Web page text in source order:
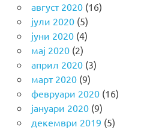
август 2020(16)
јули 2020(5)
јуни 2020(4)
мај 2020(2)
април 2020(3)
март 2020(9)
февруари 2020(16)
јануари 2020(9)
декември 2019 (5)